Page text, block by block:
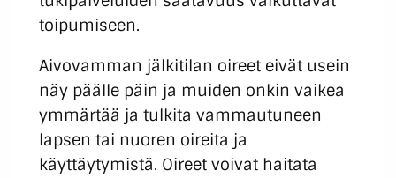
toipumiseen.
Aivovamman jälkitilan oireet eivät usein
näy päälle päin ja muiden onkin vaikea
ymmärtää ja tulkita vammautuneen
lapsen tai nuoren oireita ja
käyttäytymistä. Oireet voivat haitata